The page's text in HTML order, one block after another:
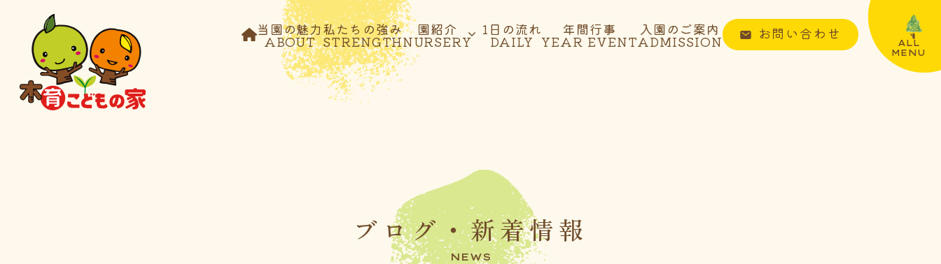
ALL
MENU
当園の魅力
ABOUT
私たちの強み
STRENGTH
園紹介
NURSERY
1日の流れ
DAILY
年間行事
YEAR EVENT
入園のご案内
ADMISSION お問い合わせ
ブログ・新着情報
NEWS